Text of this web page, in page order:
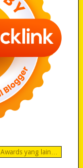
Awards yang lain…